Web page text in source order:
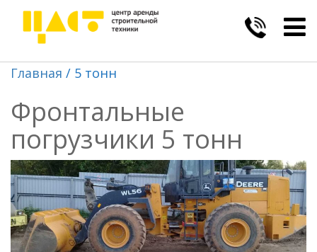
Главная 5 тонн
Фронтальные
погрузчики 5 тонн